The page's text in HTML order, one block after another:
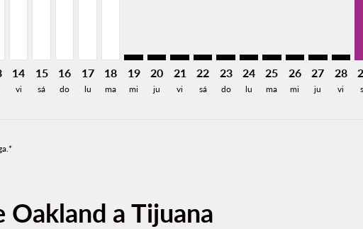
14
vi
15
sá
16
do
17
lu
18
ma
19
mi
20
ju
21
vi
22
sá
23
do
24
lu
25
ma
26
mi
27
ju
28
vi
Oakland a Tijuana